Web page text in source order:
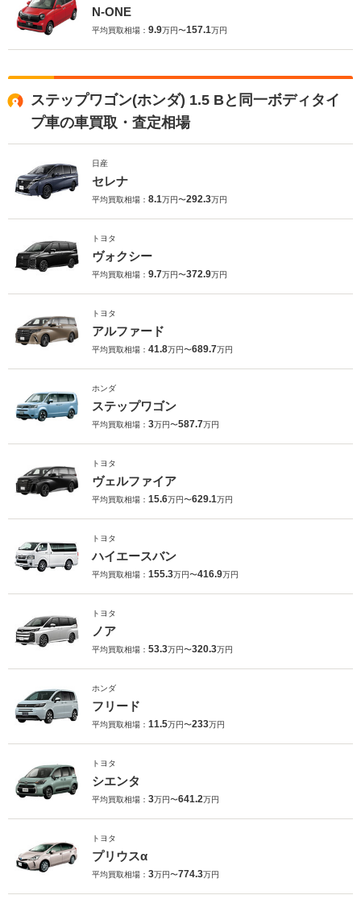
N-ONE
平均買取相場： 9.9万円〜157.1万円
ステップワゴン(ホンダ) 1.5 Bと同一ボディタイ
プ車の車買取・査定相場
日産
セレナ
平均買取相場： 8.1万円〜292.3万円
トヨタ
ヴォクシー
平均買取相場： 9.7万円〜372.9万円
トヨタ
アルファード
平均買取相場： 41.8万円〜689.7万円
ホンダ
ステップワゴン
平均買取相場： 3万円〜587.7万円
トヨタ
ヴェルファイア
平均買取相場： 15.6万円〜629.1万円
トヨタ
ハイエースバン
平均買取相場： 155.3万円〜416.9万円
トヨタ
ノア
平均買取相場： 53.3万円〜320.3万円
ホンダ
フリード
平均買取相場： 11.5万円〜233万円
トヨタ
シエンタ
平均買取相場： 3万円〜641.2万円
トヨタ
プリウスα
平均買取相場： 3万円〜774.3万円